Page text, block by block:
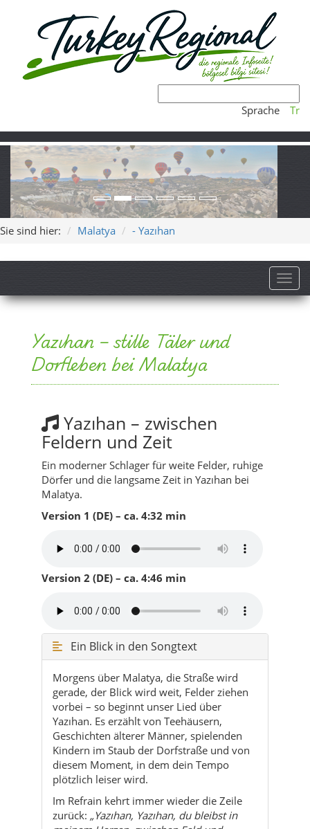
Sprache Tr
Sie sind hier: Malatya - Yazıhan
Yazıhan – stille Täler und
Dorfleben bei Malatya
Yazıhan – zwischen
Feldern und Zeit
Malatya.
Version 1 (DE) – ca. 4:32 min
Version 2 (DE) – ca. 4:46 min
Ein Blick in den Songtext
Morgens über Malatya, die Straße wird
gerade, der Blick wird weit, Felder ziehen
vorbei – so beginnt unser Lied über
Yazıhan. Es erzählt von Teehäusern,
Geschichten älterer Männer, spielenden
Kindern im Staub der Dorfstraße und von
diesem Moment, in dem dein Tempo
plötzlich leiser wird.
Im Refrain kehrt immer wieder die Zeile
zurück:„Yazıhan, Yazıhan, du bleibst in
meinem Herzen, zwischen Feld und
weitem Blick heilen meine Schmerzen.“
wird der Landkreis zum ruhigen Gegenpol
zum schnellen Alltag – einem Ort, an den
man innerlich immer wieder zurückkehrt.